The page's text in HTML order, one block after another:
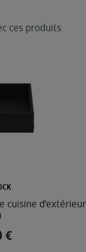
ces produits
cuisine d’extérieur
€